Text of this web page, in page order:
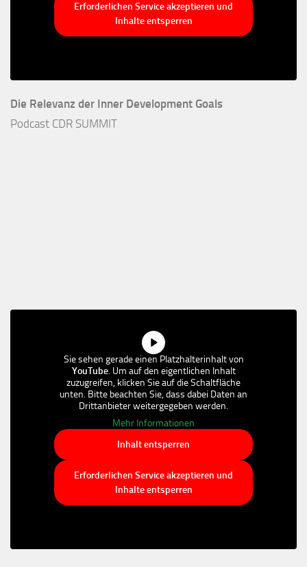
Erforderlichen Service akzeptieren und
Inhalte entsperren
Die Relevanz der Inner Development Goals
Podcast CDR SUMMIT
Sie sehen gerade einen Platzhalterinhalt von
YouTube. Um auf den eigentlichen Inhalt
zuzugreifen, klicken Sie auf die Schaltfläche
unten. Bitte beachten Sie, dass dabei Daten an
Drittanbieter weitergegeben werden.
Mehr Informationen
Inhalt entsperren
Erforderlichen Service akzeptieren und
Inhalte entsperren